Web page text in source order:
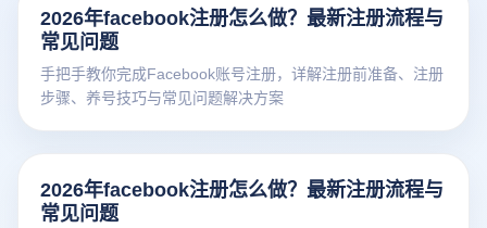
2026年facebook注册怎么做？最新注册流程与
常见问题
手把手教你完成Facebook账号注册，详解注册前准备、注册
步骤、养号技巧与常见问题解决方案
2026年facebook注册怎么做？最新注册流程与
常见问题